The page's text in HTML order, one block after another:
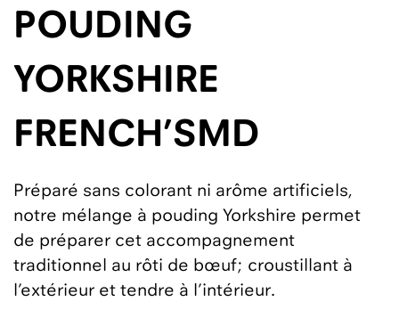
POUDING
YORKSHIRE
FRENCH’SMD
Préparé sans colorant ni arôme artificiels,
notre mélange à pouding Yorkshire permet
de préparer cet accompagnement
traditionnel au rôti de bœuf; croustillant à
l’extérieur et tendre à l’intérieur.